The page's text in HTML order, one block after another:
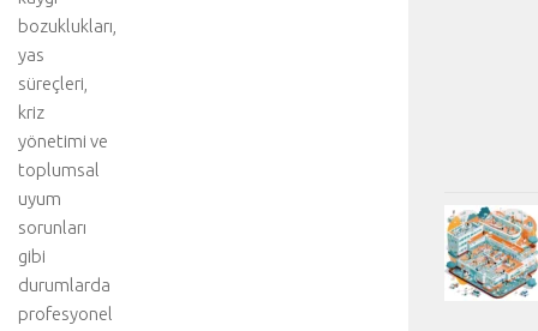
bozuklukları,
yas
süreçleri,
kriz
yönetimi ve
toplumsal
uyum
sorunları
gibi
durumlarda
profesyonel